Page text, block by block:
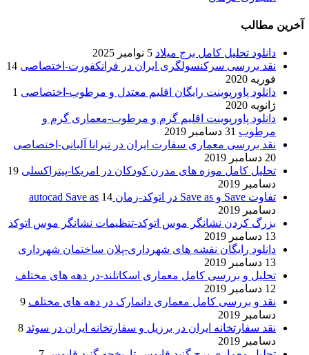
آخرین مطالب
دانلود تحلیل کامل برج میلاد 5 نوامبر 2025
نقد بررسی سرکنسولگری ایران در فرانکفورت-اختصاصی 14
فوریه 2020
دانلود پاورپوینت رایگان اقلیم معتدل و مرطوب-اختصاصی 1
ژانویه 2020
دانلود پاورپوینت اقلیم گرم و مرطوب-معماری گرم و
مرطوب 31 دسامبر 2019
نقد بررسی معماری سفارت ایران در تیرانا آلبانی-اختصاصی
20 دسامبر 2019
تحلیل کامل موزه های مدرن کودکان در امریکا-پیتراکسلی 19
دسامبر 2019
تفاوت Save و Save as در اتوکد-زمان autocad Save as
14
دسامبر 2019
بزرگ کردن نشانگر موس اتوکد-تنظیمات نشانگر موس اتوکد
13 دسامبر 2019
دانلود رایگان نقشه های شهرداری-پلان ساختمان شهرداری
13 دسامبر 2019
تحلیل و بررسی کامل معماری اسکاتلند-در دهه های مختلف
12 دسامبر 2019
نقد و بررسی کامل معماری دانمارک در دهه های مختلف 9
دسامبر 2019
نقد سفارتخانه ایران در برزیل و سفارتخانه ایران در سوئد 8
دسامبر 2019